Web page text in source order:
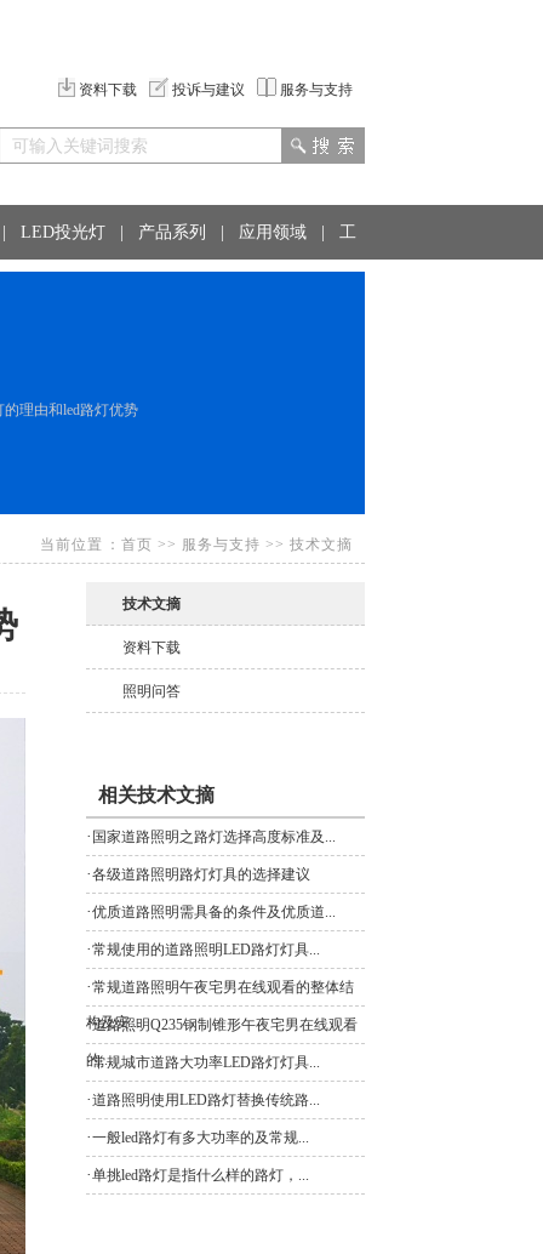
资料下载 投诉与建议 服务与支持
LED投光灯 产品系列 应用领域 工
理由和led路灯优势
当前位置： 首页 >> 服务与支持 >> 技术文摘
技术文摘
资料下载
照明问答
相关技术文摘
· 国家道路照明之路灯选择高度标准及...
·各级道路照明路灯灯具的选择建议
·优质道路照明需具备的条件及优质道...
·常规使用的道路照明LED路灯灯具...
·常规道路照明午夜宅男在线观看的整体结
构及安...
·道路照明Q235钢制锥形午夜宅男在线观看
的...
·常规城市道路大功率LED路灯灯具...
·道路照明使用LED路灯替换传统路...
·一般led路灯有多大功率的及常规...
·单挑led路灯是指什么样的路灯，...